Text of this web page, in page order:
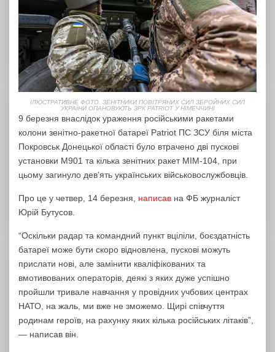
ІЛЮСТРАТИВНЕ ФОТО. ЗЕНІТНИКИ ПОВІТРЯНИХ СИЛ ЗБРОЙНИХ СИЛ
УКРАЇНИ ОПАНОВУЮТЬ ЗРК PATRIOT У НІМЕЧЧИНІ
9 березня внаслідок ураження російськими ракетами
колони зенітно-ракетної батареї Patriot ПС ЗСУ біля міста
Покровськ Донецької області було втрачено дві пускові
установки М901 та кілька зенітних ракет MIM-104, при
цьому загинуло дев’ять українських військовослужбовців.
Про це у четвер, 14 березня, написав на ФБ журналіст
Юрій Бутусов.
“Оскільки радар та командний пункт вціліли, боєздатність
батареї може бути скоро відновлена, пускові можуть
прислати нові, але замінити кваліфікованих та
вмотивованих операторів, деякі з яких дуже успішно
пройшли тривале навчання у провідних учбових центрах
НАТО, на жаль, ми вже не зможемо. Щирі співчуття
родинам героїв, на рахунку яких кілька російських літаків”,
— написав він.